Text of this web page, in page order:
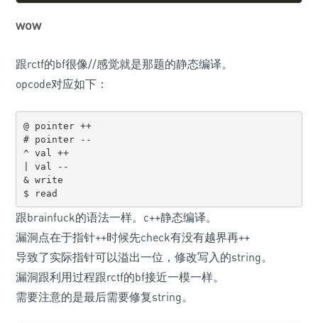
wow
跟rctf的bf很像//感觉就是那题的静态编译。
opcode对应如下：
@ pointer ++
# pointer --
^ val ++
| val --
& write
$ read
跟brainfuck的语法一样。c++静态编译。
漏洞点在于指针++时候先check有没有越界再++
导致了实际指针可以溢出一位，修改写入的string。
漏洞跟利用过程跟rctf的bf接近一模一样。
需要注意的是最后需要修复string。